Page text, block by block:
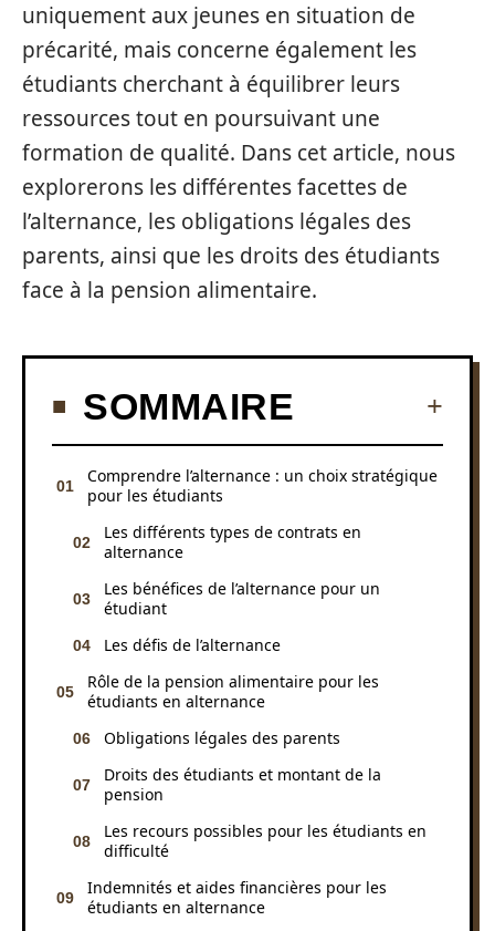
uniquement aux jeunes en situation de
précarité, mais concerne également les
étudiants cherchant à équilibrer leurs
ressources tout en poursuivant une
formation de qualité. Dans cet article, nous
explorerons les différentes facettes de
l’alternance, les obligations légales des
parents, ainsi que les droits des étudiants
face à la pension alimentaire.
SOMMAIRE
Comprendre l’alternance : un choix stratégique
pour les étudiants
Les différents types de contrats en
alternance
Les bénéfices de l’alternance pour un
étudiant
Les défis de l’alternance
Rôle de la pension alimentaire pour les
étudiants en alternance
Obligations légales des parents
Droits des étudiants et montant de la
pension
Les recours possibles pour les étudiants en
difficulté
Indemnités et aides financières pour les
étudiants en alternance